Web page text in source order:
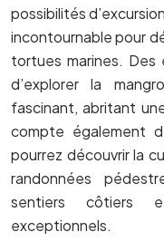
possibilités
incontournable pour
tortues marines.
d’explorer la
fascinant, abritant
compte également
pourrez découvrir la
randonnées
sentiers côtiers
exceptionnels.